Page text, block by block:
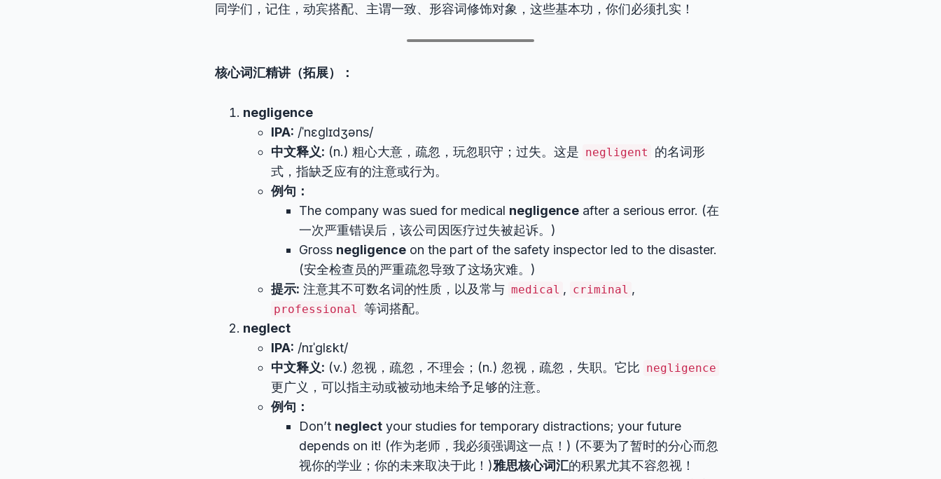
同学们，记住，动宾搭配、主谓一致、形容词修饰对象，这些基本功，你们必须扎实！
核心词汇精讲（拓展）：
negligence
IPA: /ˈnɛɡlɪdʒəns/
中文释义: (n.) 粗心大意，疏忽，玩忽职守；过失。这是 negligent
的名词形
式，指缺乏应有的注意或行为。
例句：
The company was sued for medical negligence after a serious error. (在
一次严重错误后，该公司因医疗过失被起诉。)
Gross negligence on the part of the safety inspector led to the disaster.
(安全检查员的严重疏忽导致了这场灾难。)
提示: 注意其不可数名词的性质，以及常与 medical , criminal ,
professional
等词搭配。
neglect
IPA: /nɪˈɡlɛkt/
中文释义: (v.) 忽视，疏忽，不理会；(n.) 忽视，疏忽，失职。它比 negligence
更广义，可以指主动或被动地未给予足够的注意。
例句：
Don’t neglect your studies for temporary distractions; your future
depends on it! (作为老师，我必须强调这一点！) (不要为了暂时的分心而忽
视你的学业；你的未来取决于此！)雅思核心词汇的积累尤其不容忽视！